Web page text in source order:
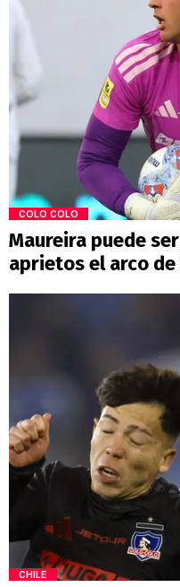
COLO COLO
Maureira puede
aprietos el arco de
CHILE